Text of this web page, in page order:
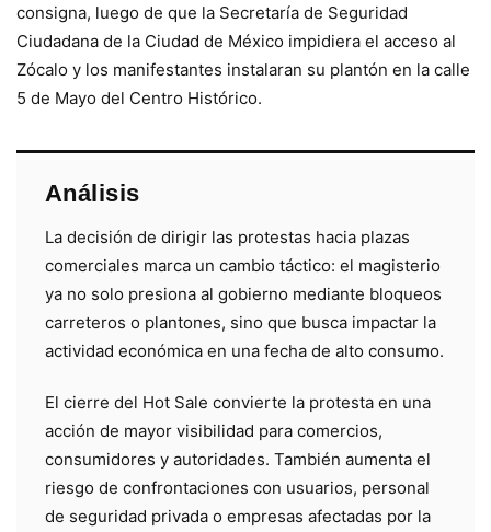
consigna, luego de que la Secretaría de Seguridad
Ciudadana de la Ciudad de México impidiera el acceso al
Zócalo y los manifestantes instalaran su plantón en la calle
5 de Mayo del Centro Histórico.
Análisis
La decisión de dirigir las protestas hacia plazas
comerciales marca un cambio táctico: el magisterio
ya no solo presiona al gobierno mediante bloqueos
carreteros o plantones, sino que busca impactar la
actividad económica en una fecha de alto consumo.
El cierre del Hot Sale convierte la protesta en una
acción de mayor visibilidad para comercios,
consumidores y autoridades. También aumenta el
riesgo de confrontaciones con usuarios, personal
de seguridad privada o empresas afectadas por la